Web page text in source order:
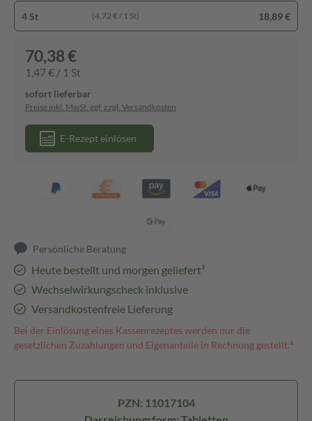
4 St (4,72 € / 1 St) 18,89 €
70,38 €
1,47 € / 1 St
sofort lieferbar
Preise inkl. MwSt. ggf. zzgl. Versandkosten
E-Rezept einlösen
Persönliche Beratung
Heute bestellt und morgen geliefert³
Wechselwirkungscheck inklusive
Versandkostenfreie Lieferung
Bei der Einlösung eines Kassenrezeptes werden nur die
gesetzlichen Zuzahlungen und Eigenanteile in Rechnung gestellt.⁴
PZN: 11017104